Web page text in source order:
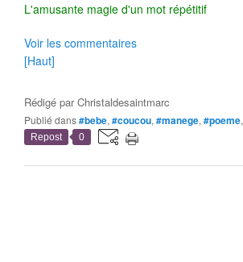
L'amusante magie d'un mot répétitif
Voir les commentaires
[Haut]
Rédigé parChristaldesaintmarc
Publié dans#bebe, #coucou, #manege, #poeme,
Repost 0